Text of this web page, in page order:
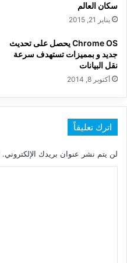
سكان العالم
يناير 21, 2015
Chrome OS يحصل على تحديث
جديد و بمميزات تستهدف سرعة
نقل البيانات
أكتوبر 8, 2014
اترك تعليقاً
لن يتم نشر عنوان بريدك الإلكتروني.